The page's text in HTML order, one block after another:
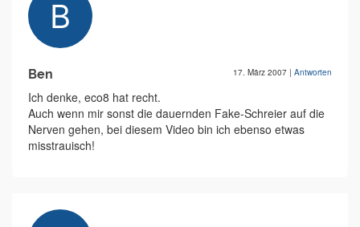
Ben 17. März 2007 | Antworten
Ich denke, eco8 hat recht.
Auch wenn mir sonst die dauernden Fake-Schreier auf die
Nerven gehen, bei diesem Video bin ich ebenso etwas
misstrauisch!